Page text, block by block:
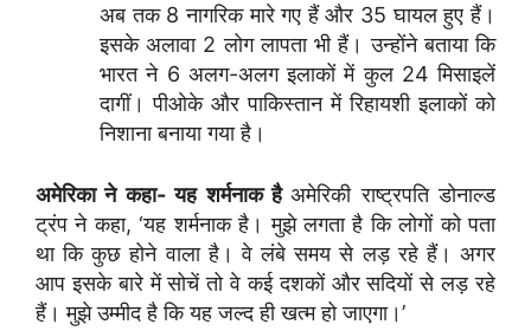
अब तक 8 नागरिक मारे गए हैं और 35 घायल हुए हैं।
इसके अलावा 2 लोग लापता भी हैं। उन्होंने बताया कि
भारत ने 6 अलग-अलग इलाकों में कुल 24 मिसाइलें
दागीं। पीओके और पाकिस्तान में रिहायशी इलाकों को
निशाना बनाया गया है।
अमेरिका ने कहा- यह शर्मनाक हैअमेरिकी राष्ट्रपति डोनाल्ड
ट्रंप ने कहा, ‘यह शर्मनाक है। मुझे लगता है कि लोगों को पता
था कि कुछ होने वाला है। वे लंबे समय से लड़ रहे हैं। अगर
आप इसके बारे में सोचें तो वे कई दशकों और सदियों से लड़ रहे
हैं। मुझे उम्मीद है कि यह जल्द ही खत्म हो जाएगा।’